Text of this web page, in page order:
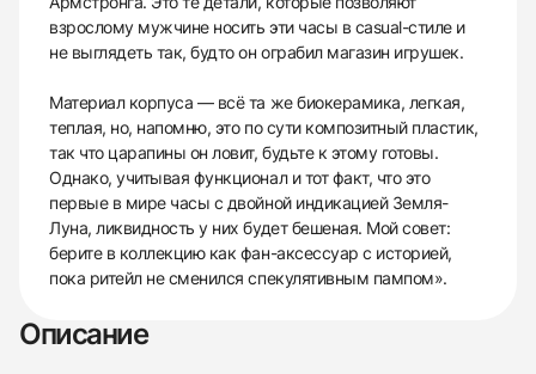
взрослому мужчине носить эти часы в casual-стиле и
не выглядеть так, будто он ограбил магазин игрушек.
Материал корпуса — всё та же биокерамика, легкая,
теплая, но, напомню, это по сути композитный пластик,
так что царапины он ловит, будьте к этому готовы.
Однако, учитывая функционал и тот факт, что это
первые в мире часы с двойной индикацией Земля-
Луна, ликвидность у них будет бешеная. Мой совет:
берите в коллекцию как фан-аксессуар с историей,
пока ритейл не сменился спекулятивным пампом».
Описание